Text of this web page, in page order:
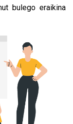
bulego eraikina